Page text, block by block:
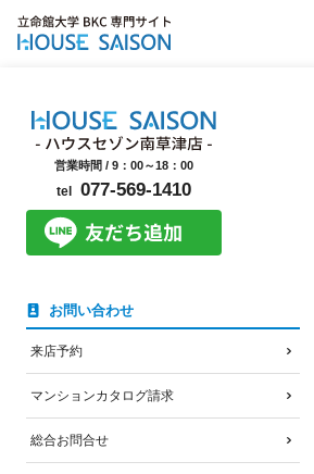
営業時間 / 9：00～18：00
tel 077-569-1410
お問い合わせ
来店予約
マンションカタログ請求
総合お問合せ
立命館大学BKC学生マンション検索
所要時間・家賃を選択
※スワイプで値を調整できます
指定なし
5分以内
南草津駅まで徒歩時間